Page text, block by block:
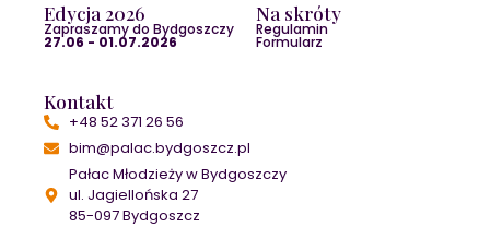
Edycja 2026
Zapraszamy do Bydgoszczy
27.06 - 01.07.2026
Na skróty
Regulamin
Formularz
Kontakt
+48 52 371 26 56
bim@palac.bydgoszcz.pl
Pałac Młodzieży w Bydgoszczy
ul. Jagiellońska 27
85-097 Bydgoszcz